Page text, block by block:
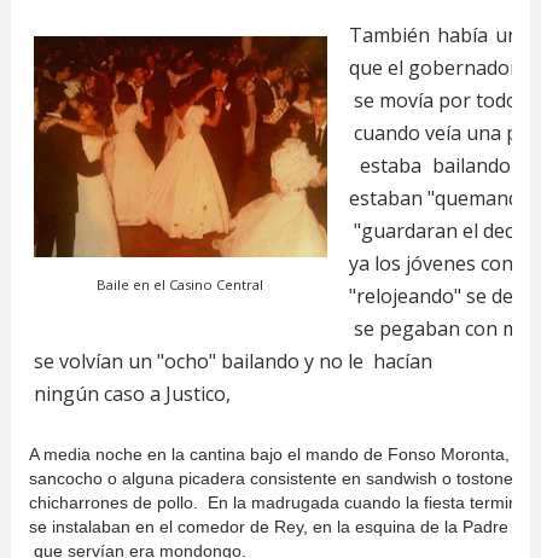
Baile en el Casino Central
También había un
que el gobernador
se movía por todos
cuando veía una
estaba bailando
estaban
"guardaran el
ya los jóvenes
"relojeando" se
se pegaban con
se volvían un "ocho" bailando y no le hacían
ningún caso a Justico,
A media noche en la cantina bajo el mando de Fonso Moronta,
sancocho o alguna picadera consistente en sandwish o tostones
chicharrones de pollo. En la madrugada cuando la fiesta
se instalaban en el comedor de Rey, en la esquina de la Padre
que servían era mondongo.